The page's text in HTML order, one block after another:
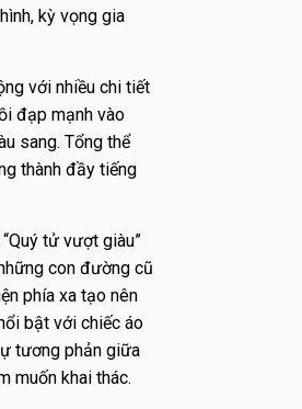
kỳ vọng gia
với nhiều chi tiết
đạp mạnh vào
sang. Tổng thể
thành đầy tiếng
tử vượt giàu”
con đường cũ
phía xa tạo nên
bật với chiếc áo
tương phản giữa
muốn khai thác.